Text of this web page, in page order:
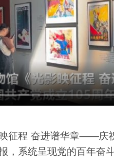
程 奋进谱华章——庆
，系统呈现党的百年奋斗